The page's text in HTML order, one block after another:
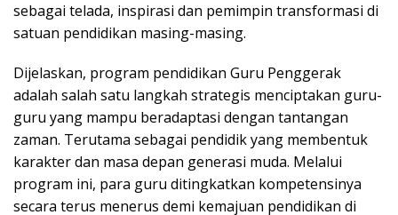
sebagai telada, inspirasi dan pemimpin transformasi di
satuan pendidikan masing-masing.
Dijelaskan, program pendidikan Guru Penggerak
adalah salah satu langkah strategis menciptakan guru-
guru yang mampu beradaptasi dengan tantangan
zaman. Terutama sebagai pendidik yang membentuk
karakter dan masa depan generasi muda. Melalui
program ini, para guru ditingkatkan kompetensinya
secara terus menerus demi kemajuan pendidikan di